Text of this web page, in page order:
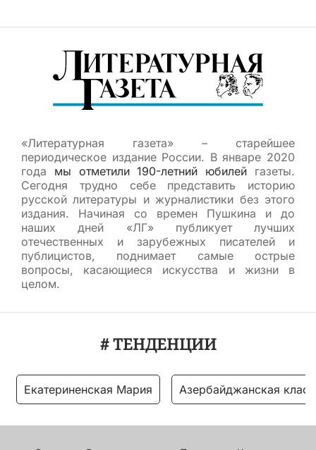
«Литературная газета» – старейшее
периодическое издание России. В январе 2020
года мы отметили 190-летний юбилей газеты.
Сегодня трудно себе представить историю
русской литературы и журналистики без этого
издания. Начиная со времен Пушкина и до
наших дней «ЛГ» публикует лучших
отечественных и зарубежных писателей и
публицистов, поднимает самые острые
вопросы, касающиеся искусства и жизни в
целом.
# ТЕНДЕНЦИИ
Екатериненская Мария Азербайджанская